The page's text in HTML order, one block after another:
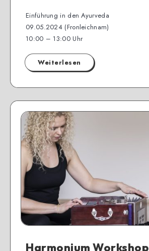
Einführung in den Ayurveda
09.05.2024 (Fronleichnam)
10:00 – 13:00 Uhr
Weiterlesen
Harmonium Workshop